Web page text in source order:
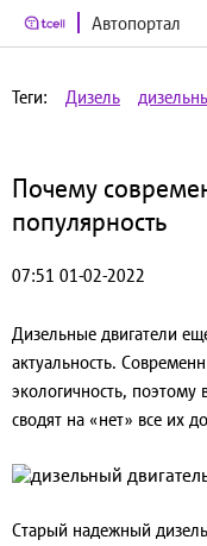
Автопортал
Теги: Дизель
Почему
популярность
07:51 01-02-2022
Дизельные двигатели
актуальность.
экологичность,
сводят на «нет» все их
Старый надежный